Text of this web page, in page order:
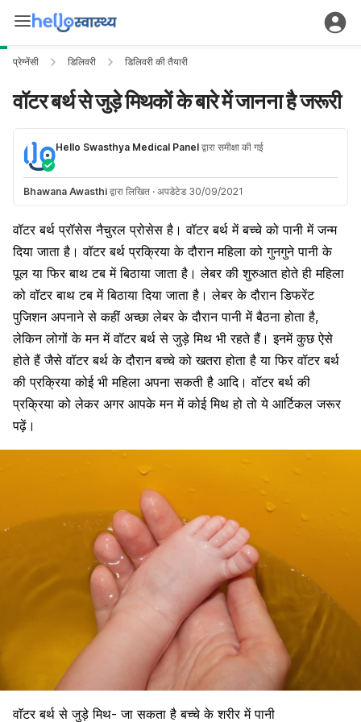
प्रेग्नेंसी डिलिवरी डिलिवरी की तैयारी
वॉटर बर्थ से जुड़े मिथकों के बारे में जानना है जरूरी
Hello Swasthya Medical Panel द्वारा समीक्षा की गई
Bhawana Awasthi द्वारा लिखित · अपडेटेड 30/09/2021
वॉटर बर्थ प्रॉसेस नैचुरल प्रोसेस है। वॉटर बर्थ में बच्चे को पानी में जन्म
दिया जाता है। वॉटर बर्थ प्रक्रिया के दौरान महिला को गुनगुने पानी के
पूल या फिर बाथ टब में बिठाया जाता है। लेबर की शुरुआत होते ही महिला
को वॉटर बाथ टब में बिठाया दिया जाता है। लेबर के दौरान डिफरेंट
पुजिशन अपनाने से कहीं अच्छा लेबर के दौरान पानी में बैठना होता है,
लेकिन लोगों के मन में वॉटर बर्थ से जुड़े मिथ भी रहते हैं। इनमें कुछ ऐसे
होते हैं जैसे वॉटर बर्थ के दौरान बच्चे को खतरा होता है या फिरवॉटर बर्थ
की प्रक्रिया कोई भी महिला अपना सकती है आदि। वॉटर बर्थ की
प्रक्रिया को लेकर अगर आपके मन में कोई मिथ हो तो ये आर्टिकल जरूर
पढ़ें।
वाॅटर बर्थ से जुड़े मिथ- जा सकता है बच्चे के शरीर में पानी